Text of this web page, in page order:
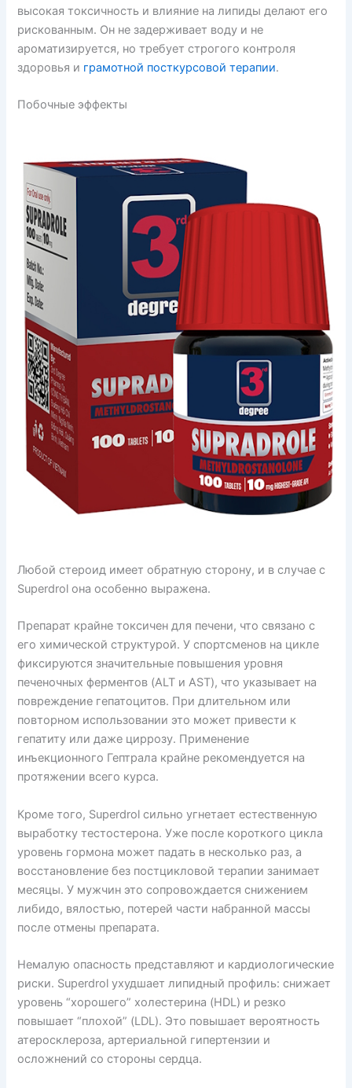
высокая токсичность и влияние на липиды делают его
рискованным. Он не задерживает воду и не
ароматизируется, но требует строгого контроля
здоровья и грамотной посткурсовой терапии.
Побочные эффекты
Любой стероид имеет обратную сторону, и в случае с
Superdrol она особенно выражена.
Препарат крайне токсичен для печени, что связано с
его химической структурой. У спортсменов на цикле
фиксируются значительные повышения уровня
печеночных ферментов (ALT и AST), что указывает на
повреждение гепатоцитов. При длительном или
повторном использовании это может привести к
гепатиту или даже циррозу. Применение
инъекционного Гептрала крайне рекомендуется на
протяжении всего курса.
Кроме того, Superdrol сильно угнетает естественную
выработку тестостерона. Уже после короткого цикла
уровень гормона может падать в несколько раз, а
восстановление без постцикловой терапии занимает
месяцы. У мужчин это сопровождается снижением
либидо, вялостью, потерей части набранной массы
после отмены препарата.
Немалую опасность представляют и кардиологические
риски. Superdrol ухудшает липидный профиль: снижает
уровень “хорошего” холестерина (HDL) и резко
повышает “плохой” (LDL). Это повышает вероятность
атеросклероза, артериальной гипертензии и
осложнений со стороны сердца.